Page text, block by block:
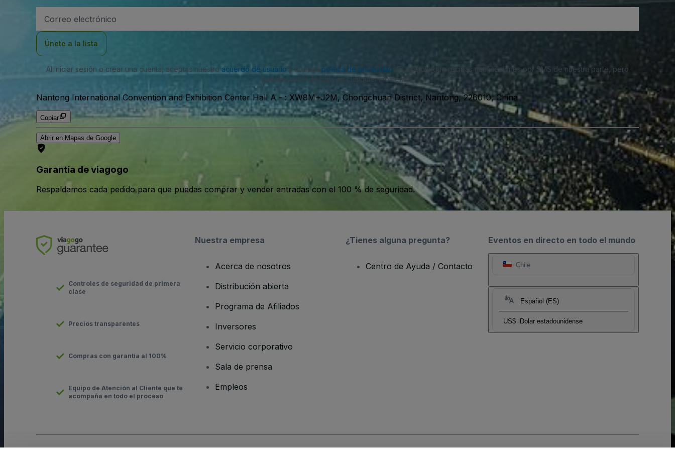
de
Únete a la lista
Al iniciar sesión o crear una cuenta, aceptas nuestro acuerdo de usuario política de privacidad . Es posible que recibas notificaciones por SMS de nuestra parte, pero
puedes darte de baja en cualquier momento.
Nantong International Convention and Exhibition Center Hall A-: XW8M+J2M, Chongchuan District, Nantong, 226010, China
Copiar
Abrir en Mapas de Google
Garantía de viagogo
Respaldamos cada pedido para que puedas comprar y vender entradas con el 100 % de seguridad.
Eventos en directo en todo el mundo
Chile
Español (ES)
US$ Dolar estadounidense
Controles de seguridad de primera
clase
Precios transparentes
Compras con garantía al 100%
Equipo de Atención al Cliente que te
acompaña en todo el proceso
Nuestra empresa
Acerca de nosotros
Distribución abierta
Programa de Afiliados
Inversores
Servicio corporativo
Sala de prensa
Empleos
¿Tienes alguna pregunta?
Centro de Ayuda / Contacto